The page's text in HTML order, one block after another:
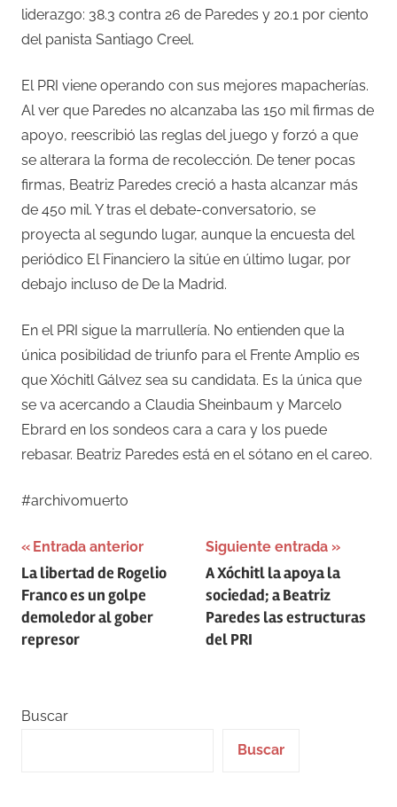
liderazgo: 38.3 contra 26 de Paredes y 20.1 por ciento
del panista Santiago Creel.
El PRI viene operando con sus mejores mapacherías.
Al ver que Paredes no alcanzaba las 150 mil firmas de
apoyo, reescribió las reglas del juego y forzó a que
se alterara la forma de recolección. De tener pocas
firmas, Beatriz Paredes creció a hasta alcanzar más
de 450 mil. Y tras el debate-conversatorio, se
proyecta al segundo lugar, aunque la encuesta del
periódico El Financiero la sitúe en último lugar, por
debajo incluso de De la Madrid.
En el PRI sigue la marrullería. No entienden que la
única posibilidad de triunfo para el Frente Amplio es
que Xóchitl Gálvez sea su candidata. Es la única que
se va acercando a Claudia Sheinbaum y Marcelo
Ebrard en los sondeos cara a cara y los puede
rebasar. Beatriz Paredes está en el sótano en el careo.
#archivomuerto
Navegación
de
entradas
Entrada anterior
La libertad de Rogelio
Franco es un golpe
demoledor al gober
represor
Siguiente entrada
A Xóchitl la apoya la
sociedad; a Beatriz
Paredes las estructuras
del PRI
Buscar
Buscar